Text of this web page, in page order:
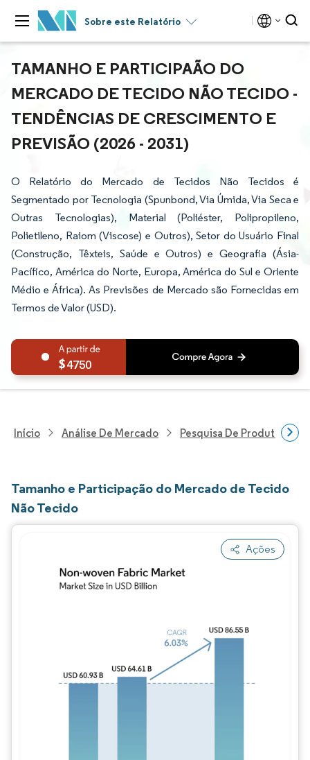
Sobre este Relatório
TAMANHO E PARTICIPAÃO DO
MERCADO DE TECIDO NÃO TECIDO -
TENDÊNCIAS DE CRESCIMENTO E
PREVISÃO (2026 - 2031)
O Relatório do Mercado de Tecidos Não Tecidos é
Segmentado por Tecnologia (Spunbond, Via Úmida, Via Seca e
Outras Tecnologias), Material (Poliéster, Polipropileno,
Polietileno, Raiom (Viscose) e Outros), Setor do Usuário Final
(Construção, Têxteis, Saúde e Outros) e Geografia (Ásia-
Pacífico, América do Norte, Europa, América do Sul e Oriente
Médio e África). As Previsões de Mercado são Fornecidas em
Termos de Valor (USD).
4750
Início Análise De Mercado Pesquisa De Produtos
Tamanho e Participação do Mercado de Tecido
Não Tecido
Ações